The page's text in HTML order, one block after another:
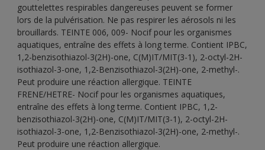
gouttelettes respirables dangereuses peuvent se former
lors de la pulvérisation. Ne pas respirer les aérosols ni les
brouillards. TEINTE 006, 009- Nocif pour les organismes
aquatiques, entraîne des effets à long terme. Contient IPBC,
1,2-benzisothiazol-3(2H)-one, C(M)IT/MIT(3-1), 2-octyl-2H-
isothiazol-3-one, 1,2-Benzisothiazol-3(2H)-one, 2-methyl-.
Peut produire une réaction allergique. TEINTE
FRENE/HETRE- Nocif pour les organismes aquatiques,
entraîne des effets à long terme. Contient IPBC, 1,2-
benzisothiazol-3(2H)-one, C(M)IT/MIT(3-1), 2-octyl-2H-
isothiazol-3-one, 1,2-Benzisothiazol-3(2H)-one, 2-methyl-.
Peut produire une réaction allergique.